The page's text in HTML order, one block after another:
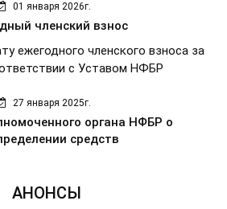
01 января 2026г.
членский взнос
ежегодного членского взноса за
с Уставом НФБР
27 января 2025г.
органа НФБР о
средств
АНОНСЫ